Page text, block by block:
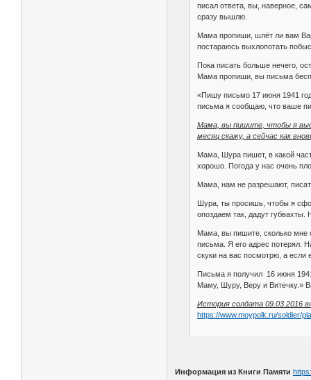
писал ответа, вы, наверное,
сразу вышлю.
Мама пропиши, шлёт ли вам
постараюсь выхлопотать
Пока писать больше нечего,
Мама пропиши, вы письма
«Пишу письмо 17 июня 1941
письма я сообщаю, что ваше
Мама, вы пишите, чтобы я
месяц скажу, а сейчас как
Мама, Шура пишет, в какой
хорошо. Погода у нас очень
Мама, нам не разрешают,
Шура, ты просишь, чтобы я
опоздаем так, дадут
Мама, вы пишите, сколько мне
письма. Я его адрес потерял.
скуки на вас посмотрю, а
Письма я получил 16 июня
Маму, Шуру, Веру и Витечку.»
История солдата 09.03.2016
https://www.moypolk.ru/soldier/
Информация из Книги Памяти